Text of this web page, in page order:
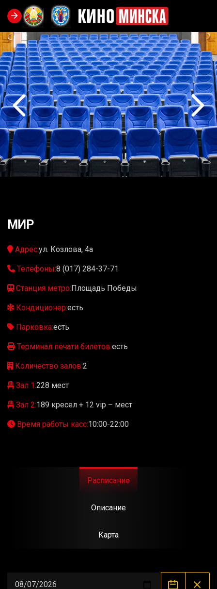
МИР
Адрес:ул. Козлова, 4а
Телефоны:8 (017) 284-37-71
Станция метро:Площадь Победы
Кондиционер:есть
Парковка:есть
Терминал печати билетов:есть
Количество залов:2
Зал 1:228 мест
Зал 2:189 кресел + 12 vip – мест
Время работы касс:10:00-22:00
Расписание
Описание
Карта